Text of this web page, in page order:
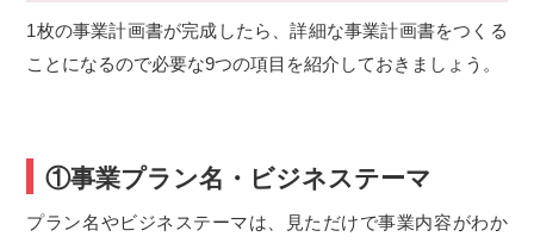
1枚の事業計画書が完成したら、詳細な事業計画書をつくる
ことになるので必要な9つの項目を紹介しておきましょう。
①事業プラン名・ビジネステーマ
プラン名やビジネステーマは、見ただけで事業内容がわか